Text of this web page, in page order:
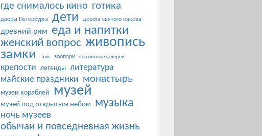
где снималось кино готика
дворы Петербурга дети дорога святого иакова
древний рим еда и напитки
женский вопрос живопись
замки
зож зоопарк картинные галереи
крепости легенды литература
майские праздники монастырь
музеи кораблей музей
музей под открытым небом музыка
ночь музеев
обычаи и повседневная жизнь